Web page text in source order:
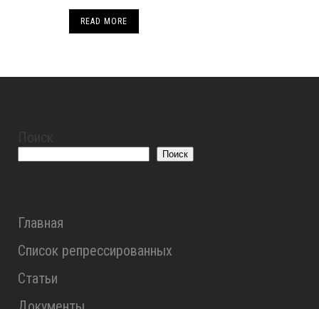
READ MORE
Поиск
Главная
Список репрессированных
Статьи